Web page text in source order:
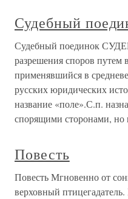
Судебный
Судебный поединок
разрешения споров путем
применявшийся в
русских юридических
название «поле».С.п.
спорящими сторонами, но
Повесть
Повесть Мгновенно от
верховный